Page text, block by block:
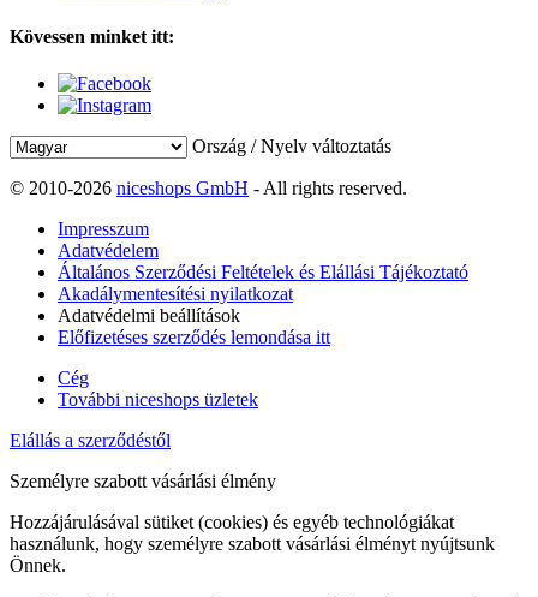
Kövessen minket itt:
Ország / Nyelv változtatás
© 2010-2026 niceshops GmbH - All rights reserved.
Impresszum
Adatvédelem
Általános Szerződési Feltételek és Elállási Tájékoztató
Akadálymentesítési nyilatkozat
Adatvédelmi beállítások
Előfizetéses szerződés lemondása itt
Cég
További niceshops üzletek
Elállás a szerződéstől
Személyre szabott vásárlási élmény
Hozzájárulásával sütiket (cookies) és egyéb technológiákat
használunk, hogy személyre szabott vásárlási élményt nyújtsunk
Önnek.